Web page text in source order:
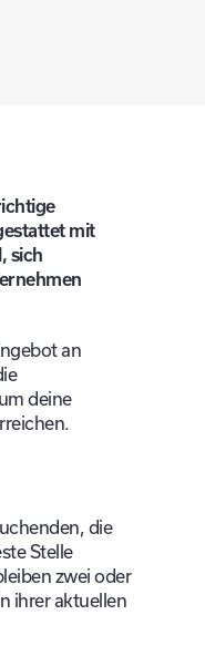
mit
sich
an
deine
die
Stelle
zwei oder
ihrer aktuellen